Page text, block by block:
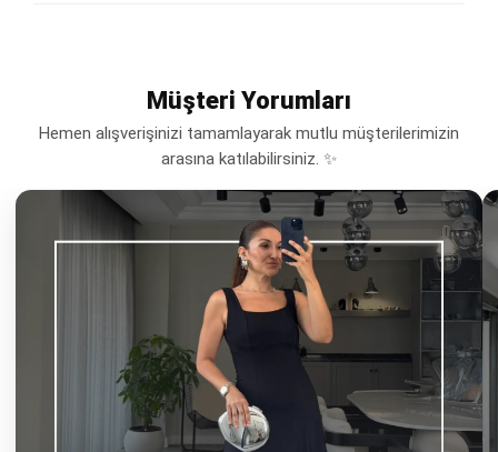
Müşteri Yorumları
Hemen alışverişinizi tamamlayarak mutlu müşterilerimizin
arasına katılabilirsiniz. ✨